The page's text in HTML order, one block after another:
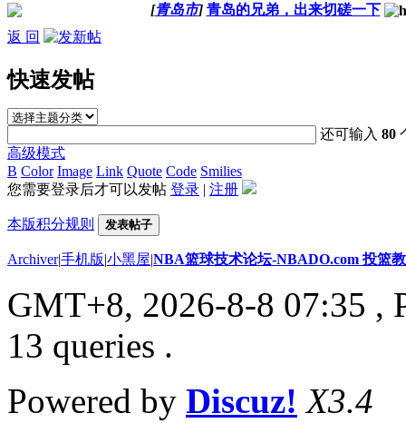
[青岛市] 青岛的兄弟，出来切磋一下
返 回
快速发帖
还可输入80
高级模式
B Color Image Link Quote Code Smilies
您需要登录后才可以发帖 登录 | 注册
本版积分规则 发表帖子
Archiver|手机版|小黑屋|NBA篮球技术论坛-NBADO.com 投篮
GMT+8, 2026-8-8 07:35 ,
13 queries .
Powered by Discuz! X3.4